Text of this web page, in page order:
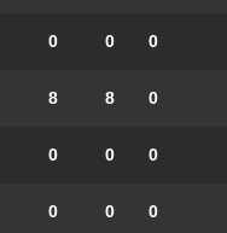
0
0
0
0
8
8
0
0
0
0
0
0